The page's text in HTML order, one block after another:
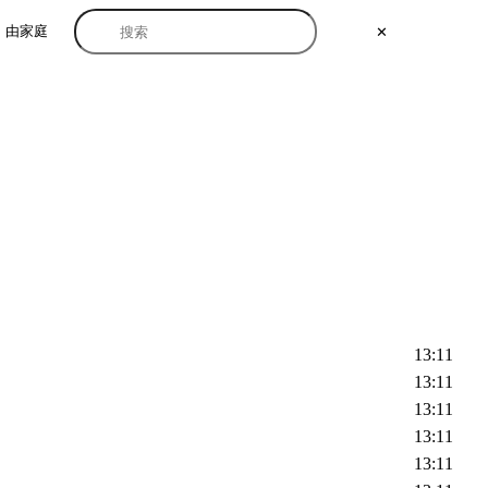
✕
由家庭
13:11
13:11
13:11
13:11
13:11